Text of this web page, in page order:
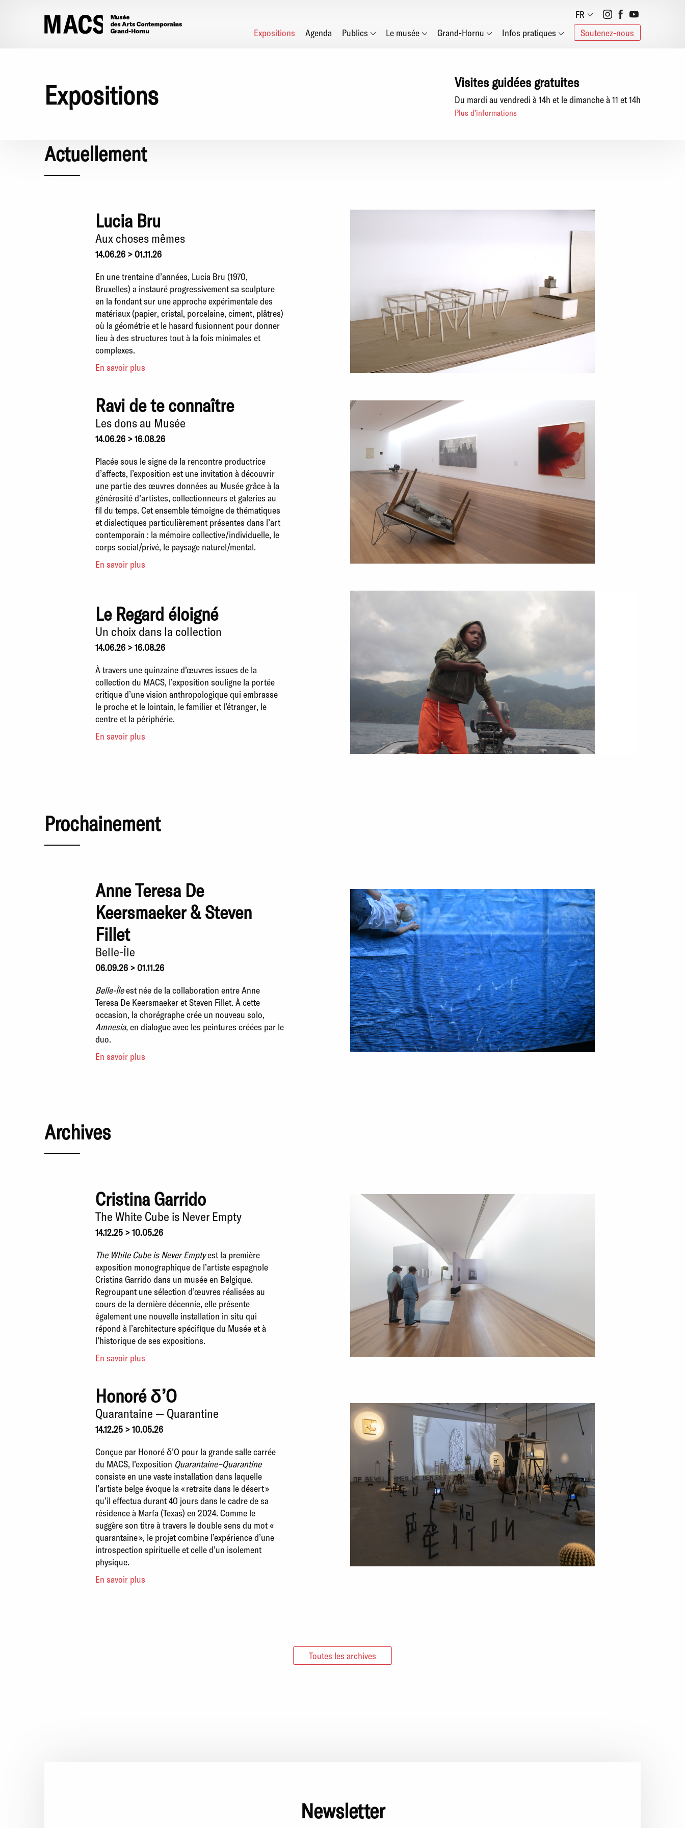
FR
Social
networks
Main
Expositions Agenda Publics Le musée Grand-Hornu Infos pratiques Soutenez-nous
Expositions Visites guidées gratuites
Du mardi au vendredi à 14h et le dimanche à 11 et 14h
Plus d'informations
Actuellement
Lucia Bru
Aux choses mêmes
14.06.26 > 01.11.26
En une trentaine d’années, Lucia Bru (1970,
Bruxelles) a instauré progressivement sa sculpture
en la fondant sur une approche expérimentale des
matériaux (papier, cristal, porcelaine, ciment, plâtres)
où la géométrie et le hasard fusionnent pour donner
lieu à des structures tout à la fois minimales et
complexes.
En savoir plus
Ravi de te connaître
Les dons au Musée
14.06.26 > 16.08.26
Placée sous le signe de la rencontre productrice
d’affects, l’exposition est une invitation à découvrir
une partie des œuvres données au Musée grâce à la
générosité d’artistes, collectionneurs et galeries au
fil du temps. Cet ensemble témoigne de thématiques
et dialectiques particulièrement présentes dans l’art
contemporain : la mémoire collective/individuelle, le
corps social/privé, le paysage naturel/mental.
En savoir plus
Le Regard éloigné
Un choix dans la collection
14.06.26 > 16.08.26
À travers une quinzaine d’œuvres issues de la
collection du MACS, l’exposition souligne la portée
critique d’une vision anthropologique qui embrasse
le proche et le lointain, le familier et l’étranger, le
centre et la périphérie.
En savoir plus
Prochainement
Anne Teresa De
Keersmaeker & Steven
Fillet
Belle-Île
06.09.26 > 01.11.26
Belle-Îleest née de la collaboration entre Anne
Teresa De Keersmaeker et Steven Fillet. À cette
occasion, la chorégraphe crée un nouveau solo,
Amnesia,en dialogue avec les peintures créées par le
duo.
En savoir plus
Archives
Cristina Garrido
The White Cube is Never Empty
14.12.25 > 10.05.26
The White Cube is Never Emptyest la première
exposition monographique de l’artiste espagnole
Cristina Garrido dans un musée en Belgique.
Regroupant une sélection d’œuvres réalisées au
cours de la dernière décennie, elle présente
également une nouvelle installation in situ qui
répond à l’architecture spécifique du Musée et à
l’historique de ses expositions.
En savoir plus
Honoré δ’O
Quarantaine — Quarantine
14.12.25 > 10.05.26
Conçue par Honoré δ’O pour la grande salle carrée
du MACS, l’exposition Quarantaine−Quarantine
consiste en une vaste installation dans laquelle
l’artiste belge évoque la « retraite dans le désert »
qu’il effectua durant 40 jours dans le cadre de sa
résidence à Marfa (Texas) en 2024. Comme le
suggère son titre à travers le double sens du mot «
quarantaine », le projet combine l’expérience d’une
introspection spirituelle et celle d’un isolement
physique.
En savoir plus
Toutes les archives
Newsletter